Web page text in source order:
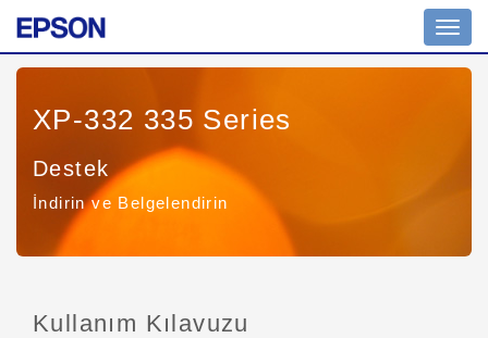
açın
XP-332 335 Series
Destek
İndirin ve Belgelendirin
Kullanım Kılavuzu